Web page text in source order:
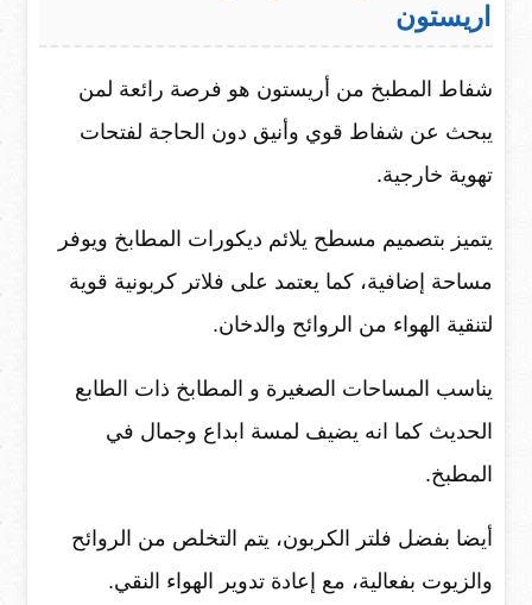
اريستون
شفاط المطبخ من أريستون هو فرصة رائعة لمن
يبحث عن شفاط قوي وأنيق دون الحاجة لفتحات
تهوية خارجية.
يتميز بتصميم مسطح يلائم ديكورات المطابخ ويوفر
مساحة إضافية، كما يعتمد على فلاتر كربونية قوية
لتنقية الهواء من الروائح والدخان.
يناسب المساحات الصغيرة و المطابخ ذات الطابع
الحديث كما انه يضيف لمسة ابداع وجمال في
المطبخ.
أيضا بفضل فلتر الكربون، يتم التخلص من الروائح
والزيوت بفعالية، مع إعادة تدوير الهواء النقي.